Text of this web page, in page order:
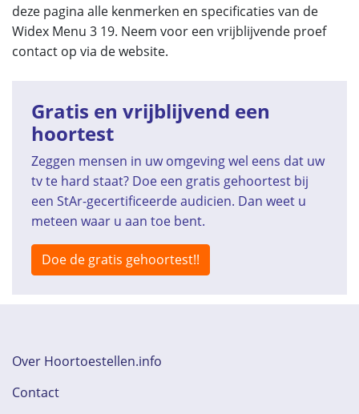
deze pagina alle kenmerken en specificaties van de
Widex Menu 3 19. Neem voor een vrijblijvende proef
contact op via de website.
Gratis en vrijblijvend een
hoortest
Zeggen mensen in uw omgeving wel eens dat uw
tv te hard staat? Doe een gratis gehoortest bij
een StAr-gecertificeerde audicien. Dan weet u
meteen waar u aan toe bent.
Doe de gratis gehoortest!!
Over Hoortoestellen.info
Contact